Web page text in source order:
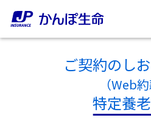
ご契約のし
（Web約
特定養